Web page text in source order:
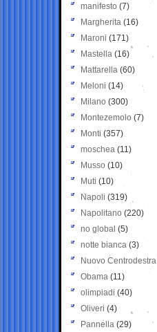
manifesto (7)
Margherita (16)
Maroni (171)
Mastella (16)
Mattarella (60)
Meloni (14)
Milano (300)
Montezemolo (7)
Monti (357)
moschea (11)
Musso (10)
Muti (10)
Napoli (319)
Napolitano (220)
no global (5)
notte bianca (3)
Nuovo Centrodestra
Obama (11)
olimpiadi (40)
Oliveri (4)
Pannella (29)